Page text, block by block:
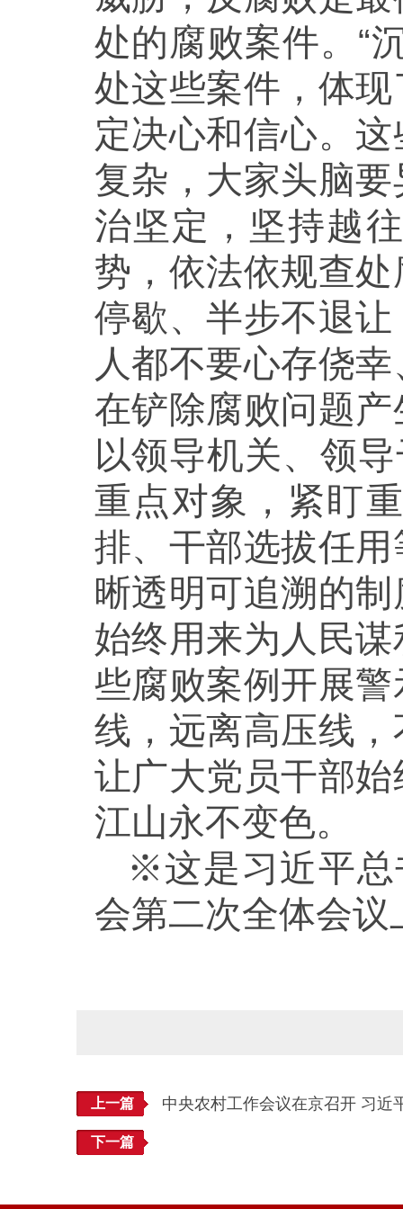
处的腐败案件。“
处这些案件，体
定决心和信心。
复杂，大家头脑
治坚定，坚持越
势，依法依规查
停歇、半步不退
人都不要心存侥
在铲除腐败问题
以领导机关、领
重点对象，紧盯
排、干部选拔任
晰透明可追溯的
始终用来为人民
些腐败案例开展
线，远离高压线
让广大党员干部
江山永不变色。
※这是习近平总
会第二次全体会
上一篇 中央农村工作会议在京召开 习近
下一篇